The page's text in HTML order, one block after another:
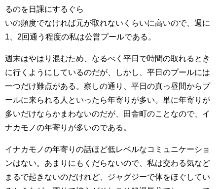
るのを日課にするぐら
いの頻度でなければ元が取れないくらいに高いので、週に
1、2回通う程度の私は公営プールである。
週末はやはり混むため、なるべく平日で時間の取れるとき
に行くようにしているのだが、しかし、平日のプールには
一つだけ難点がある。察しの通り、平日の真っ昼間からプ
ールに来られる人といったら年寄りが多い。単に年寄りが
多いだけならかまわないのだが、田舎町のことなので、イ
ナカモノの年寄りが多いのである。
イナカモノの年寄りの話ほど低レベルなコミュニケーショ
ンはない。あまりにもくだらないので、私は交わる気など
まるで起きないのだけれど、ジャグジーで体をほぐしてい